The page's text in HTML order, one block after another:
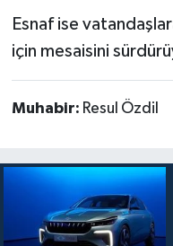
Esnaf ise
için mesaisini
Muhabir: Resul Özdil